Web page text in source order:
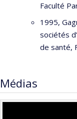
Faculté
1995,
sociétés
de santé,
Médias